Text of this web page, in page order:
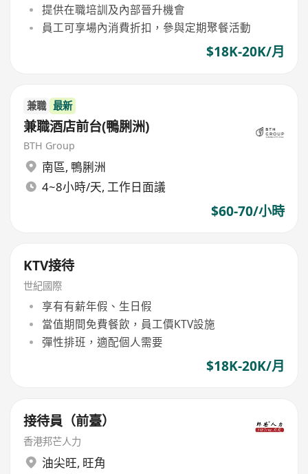
提供在職培訓及內部晉升機會
員工可享場內消費折扣，參與定期聚餐活動
$18K-20K/月
兼職 最新
兼職酒店前台(鴨脷洲)
BTH Group
南區, 鴨脷洲
4~8小時/天, 工作日面議
$60-70/小時
KTV接待
世紀國際
享有有薪年假、生日假
當值期間免費餐飲，員工價KTV設施
彈性排班，適配個人需要
$18K-20K/月
接待員（前臺）
香港邦芒人力
油尖旺, 旺角